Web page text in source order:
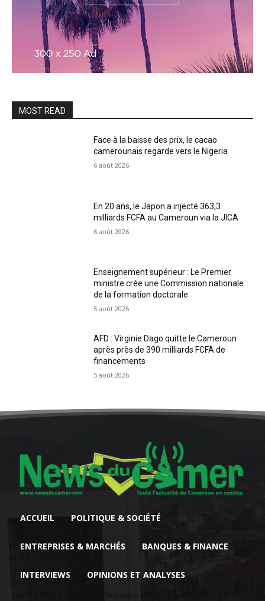
MOST READ
Face à la baisse des prix, le cacao
camerounais regarde vers le Nigeria
6 août 2026
En 20 ans, le Japon a injecté 363,3
milliards FCFA au Cameroun via la JICA
6 août 2026
Enseignement supérieur : Le Premier
ministre crée une Commission nationale
de la formation doctorale
5 août 2026
AFD : Virginie Dago quitte le Cameroun
après près de 390 milliards FCFA de
financements
5 août 2026
ACCUEIL POLITIQUE & SOCIÉTÉ
ENTREPRISES & MARCHÉS BANQUES & FINANCE
INTERVIEWS OPINIONS ET ANALYSES